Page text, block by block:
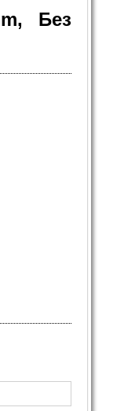
Без